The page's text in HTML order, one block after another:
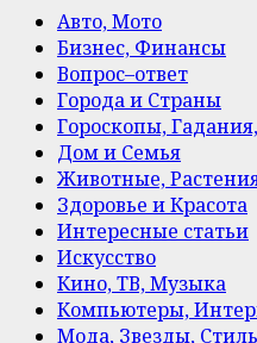
Авто, Мото
Бизнес, Финансы
Вопрос–ответ
Города и Страны
Гороскопы,
Дом и Семья
Животные,
Здоровье и Красота
Интересные статьи
Искусство
Кино, ТВ, Музыка
Компьютеры,
Мода, Звезды, Стиль